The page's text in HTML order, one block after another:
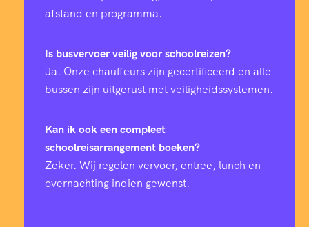
afstand en programma.
Is busvervoer veilig voor schoolreizen?
Ja. Onze chauffeurs zijn gecertificeerd en alle
bussen zijn uitgerust met veiligheidssystemen.
Kan ik ook een compleet
schoolreisarrangement boeken?
Zeker. Wij regelen vervoer, entree, lunch en
overnachting indien gewenst.